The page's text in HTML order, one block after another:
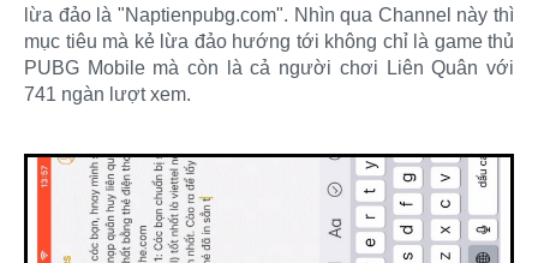
lừa đảo là "Naptienpubg.com". Nhìn qua Channel này thì
mục tiêu mà kẻ lừa đảo hướng tới không chỉ là game thủ
PUBG Mobile mà còn là cả người chơi Liên Quân với
741 ngàn lượt xem.